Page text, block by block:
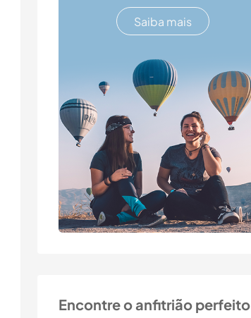
Saiba mais
Encontre o anfitrião perfeito